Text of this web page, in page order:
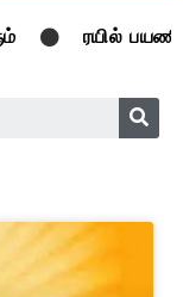
ரயில்